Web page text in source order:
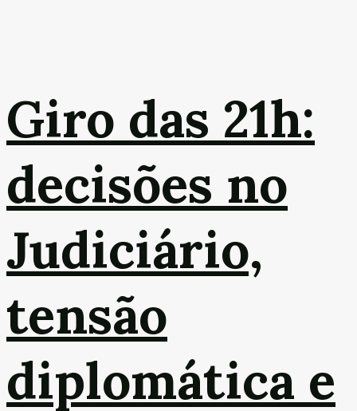
Giro das 21h:
decisões no
Judiciário,
tensão
diplomática e